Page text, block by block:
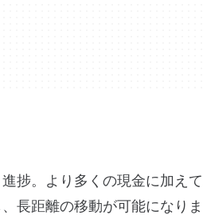
捗。より多くの現金に加え
長距離の移動が可能になり